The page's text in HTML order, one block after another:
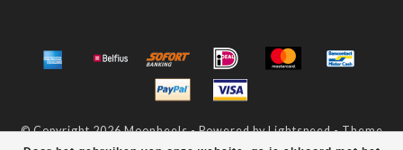
© Copyright 2026 Moonheels - Powered byLightspeed- Theme